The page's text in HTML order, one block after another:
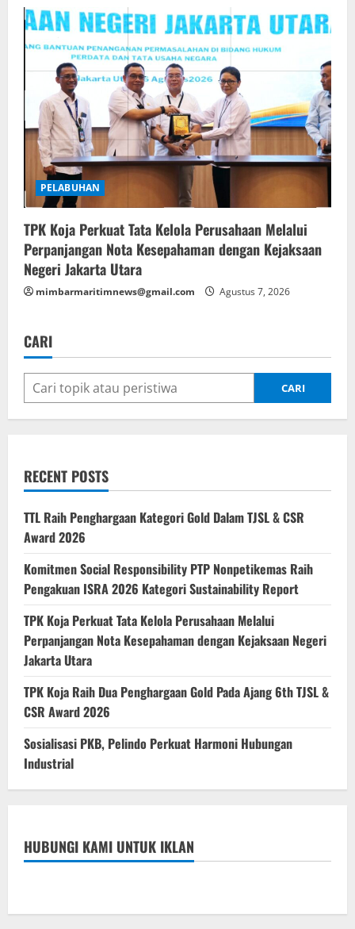
PELABUHAN
TPK Koja Perkuat Tata Kelola Perusahaan Melalui
Perpanjangan Nota Kesepahaman dengan Kejaksaan
Negeri Jakarta Utara
mimbarmaritimnews@gmail.com Agustus 7, 2026
CARI
CARI
RECENT POSTS
TTL Raih Penghargaan Kategori Gold Dalam TJSL & CSR
Award 2026
Komitmen Social Responsibility PTP Nonpetikemas Raih
Pengakuan ISRA 2026 Kategori Sustainability Report
TPK Koja Perkuat Tata Kelola Perusahaan Melalui
Perpanjangan Nota Kesepahaman dengan Kejaksaan Negeri
Jakarta Utara
TPK Koja Raih Dua Penghargaan Gold Pada Ajang 6th TJSL &
CSR Award 2026
Sosialisasi PKB, Pelindo Perkuat Harmoni Hubungan
Industrial
HUBUNGI KAMI UNTUK IKLAN